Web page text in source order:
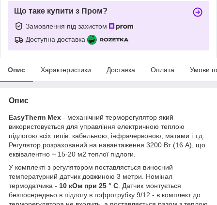
Що таке купити з Пром?
Замовлення під захистом
Доступна доставка
Опис Характеристики Доставка Оплата Умови
Опис
EasyTherm Mex - механічний терморегулятор який
використовується для управління електричною теплою
підлогою всіх типів: кабельною, інфрачервоною, матами і т.д.
Регулятор розрахований на навантаження 3200 Вт (16 А), що
еквівалентно ~ 15-20 м2 теплої підлоги.
У комплекті з регулятором поставляється виносний
температурний датчик довжиною 3 метри. Номінал
термодатчика - 10 кОм при 25 ° С . Датчик монтується
безпосередньо в підлогу в гофротрубку 9/12 - в комплект до